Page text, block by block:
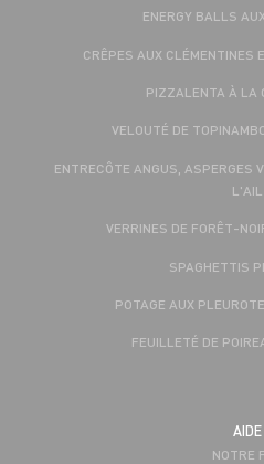
ENERGY BALLS
CRÊPES AUX CLÉMENTINES
PIZZALENTA À LA
VELOUTÉ DE
ENTRECÔTE ANGUS, ASPERGES
L'AIL
VERRINES DE FORÊT-
SPAGHETTIS
POTAGE AUX
FEUILLETÉ DE
AIDE
NOTRE